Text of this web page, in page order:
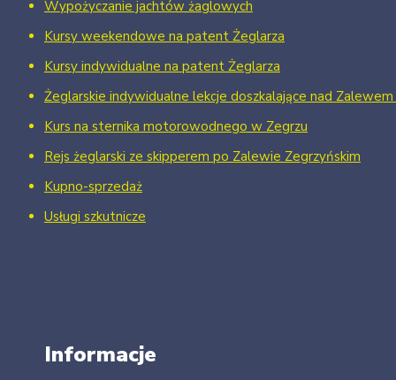
Wypożyczanie jachtów żaglowych
Kursy weekendowe na patent Żeglarza
Kursy indywidualne na patent Żeglarza
Żeglarskie indywidualne lekcje doszkalające nad
Kurs na sternika motorowodnego w Zegrzu
Rejs żeglarski ze skipperem po Zalewie Zegrzyńskim
Kupno-sprzedaż
Usługi szkutnicze
Informacje